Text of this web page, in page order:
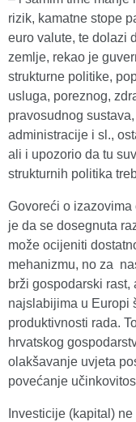
rizik, kamatne stope
euro valute, te dolazi
zemlje, rekao je
strukturne politike,
usluga, poreznog,
pravosudnog
administracije i sl.,
ali i upozorio da tu
strukturnih politika
Govoreći o
je da se dosegnuta
može ocijeniti
mehanizmu, no za
brži gospodarski rast,
najslabijima u Europi
produktivnosti rada.
hrvatskog
olakšavanje uvjeta
povećanje
Investicije (kapital)